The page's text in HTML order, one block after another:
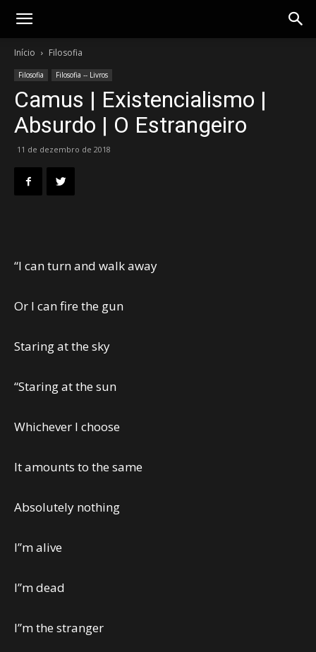
Gotik
Início Filosofia
Filosofia Filosofia -- Livros
Camus | Existencialismo |
Absurdo | O Estrangeiro
11 de dezembro de 2018
“I can turn and walk away
Or I can fire the gun
Staring at the sky
“Staring at the sun
Whichever I choose
It amounts to the same
Absolutely nothing
I”m alive
I”m dead
I”m the stranger